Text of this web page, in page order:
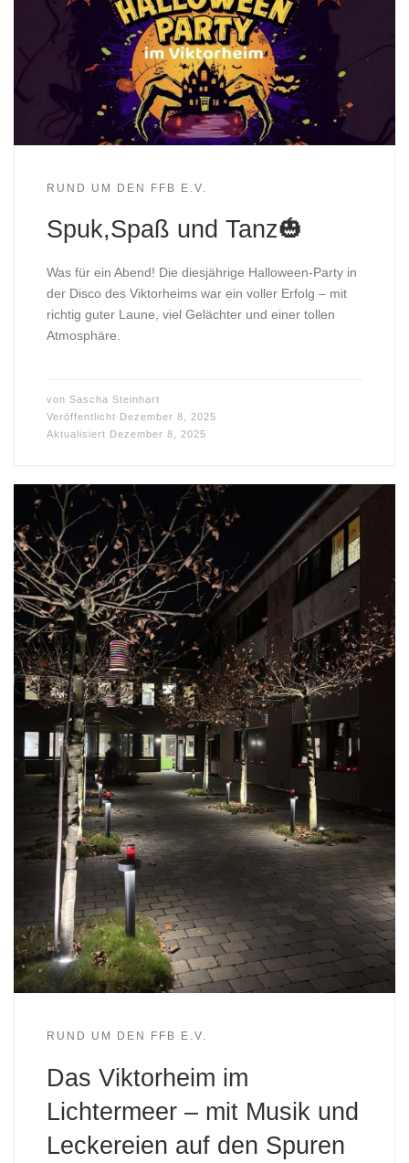
RUND UM DEN FFB E.V.
Spuk,Spaß und Tanz🎃
Was für ein Abend! Die diesjährige Halloween-Party in
der Disco des Viktorheims war ein voller Erfolg – mit
richtig guter Laune, viel Gelächter und einer tollen
Atmosphäre.
von Sascha Steinhart
Veröffentlicht Dezember 8, 2025
Aktualisiert Dezember 8, 2025
RUND UM DEN FFB E.V.
Das Viktorheim im
Lichtermeer – mit Musik und
Leckereien auf den Spuren